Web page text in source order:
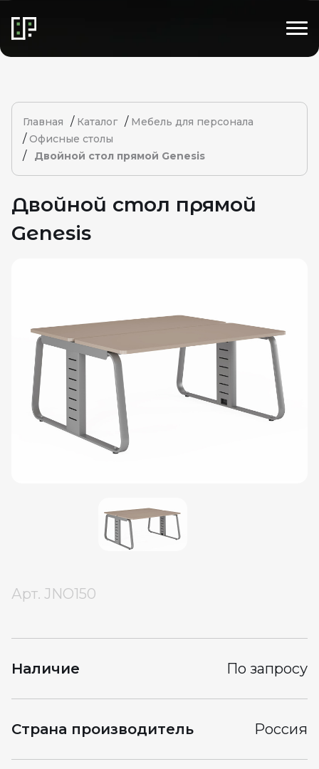
Главная / Каталог / Мебель для персонала
/Офисные столы
/ Двойной стол прямой Genesis
Двойной стол прямой
Genesis
Арт. JNO150
Наличие По запросу
Страна производитель Россия